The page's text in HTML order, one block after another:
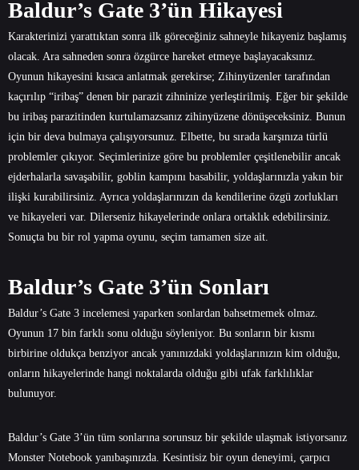
Baldur’s Gate 3’ün Hikayesi
Karakterinizi yarattıktan sonra ilk göreceğiniz sahneyle hikayeniz başlamış
olacak. Ara sahneden sonra özgürce hareket etmeye başlayacaksınız.
Oyunun hikayesini kısaca anlatmak gerekirse; Zihinyüzenler tarafından
kaçırılıp “iribaş” denen bir parazit zihninize yerleştirilmiş. Eğer bir şekilde
bu iribaş parazitinden kurtulamazsanız zihinyüzene dönüşeceksiniz. Bunun
için bir deva bulmaya çalışıyorsunuz. Elbette, bu sırada karşınıza türlü
problemler çıkıyor. Seçimlerinize göre bu problemler çeşitlenebilir ancak
ejderhalarla savaşabilir, goblin kampını basabilir, yoldaşlarınızla yakın bir
ilişki kurabilirsiniz. Ayrıca yoldaşlarınızın da kendilerine özgü zorlukları
ve hikayeleri var. Dilerseniz hikayelerinde onlara ortaklık edebilirsiniz.
Sonuçta bu bir rol yapma oyunu, seçim tamamen size ait.
Baldur’s Gate 3’ün Sonları
Baldur’s Gate 3 incelemesi yaparken sonlardan bahsetmemek olmaz.
Oyunun 17 bin farklı sonu olduğu söyleniyor. Bu sonların bir kısmı
birbirine oldukça benziyor ancak yanınızdaki yoldaşlarınızın kim olduğu,
onların hikayelerinde hangi noktalarda olduğu gibi ufak farklılıklar
bulunuyor.
Baldur’s Gate 3’ün tüm sonlarına sorunsuz bir şekilde ulaşmak istiyorsanız
Monster Notebook yanıbaşınızda. Kesintisiz bir oyun deneyimi, çarpıcı